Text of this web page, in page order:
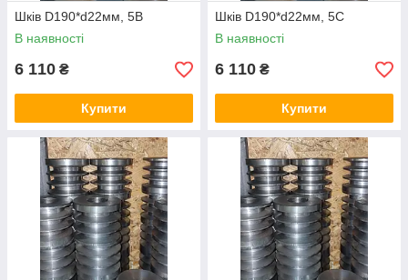
Шків D190*d22мм, 5В
В наявності
6 110 ₴
Купити
Шків D190*d22мм, 5С
В наявності
6 110 ₴
Купити